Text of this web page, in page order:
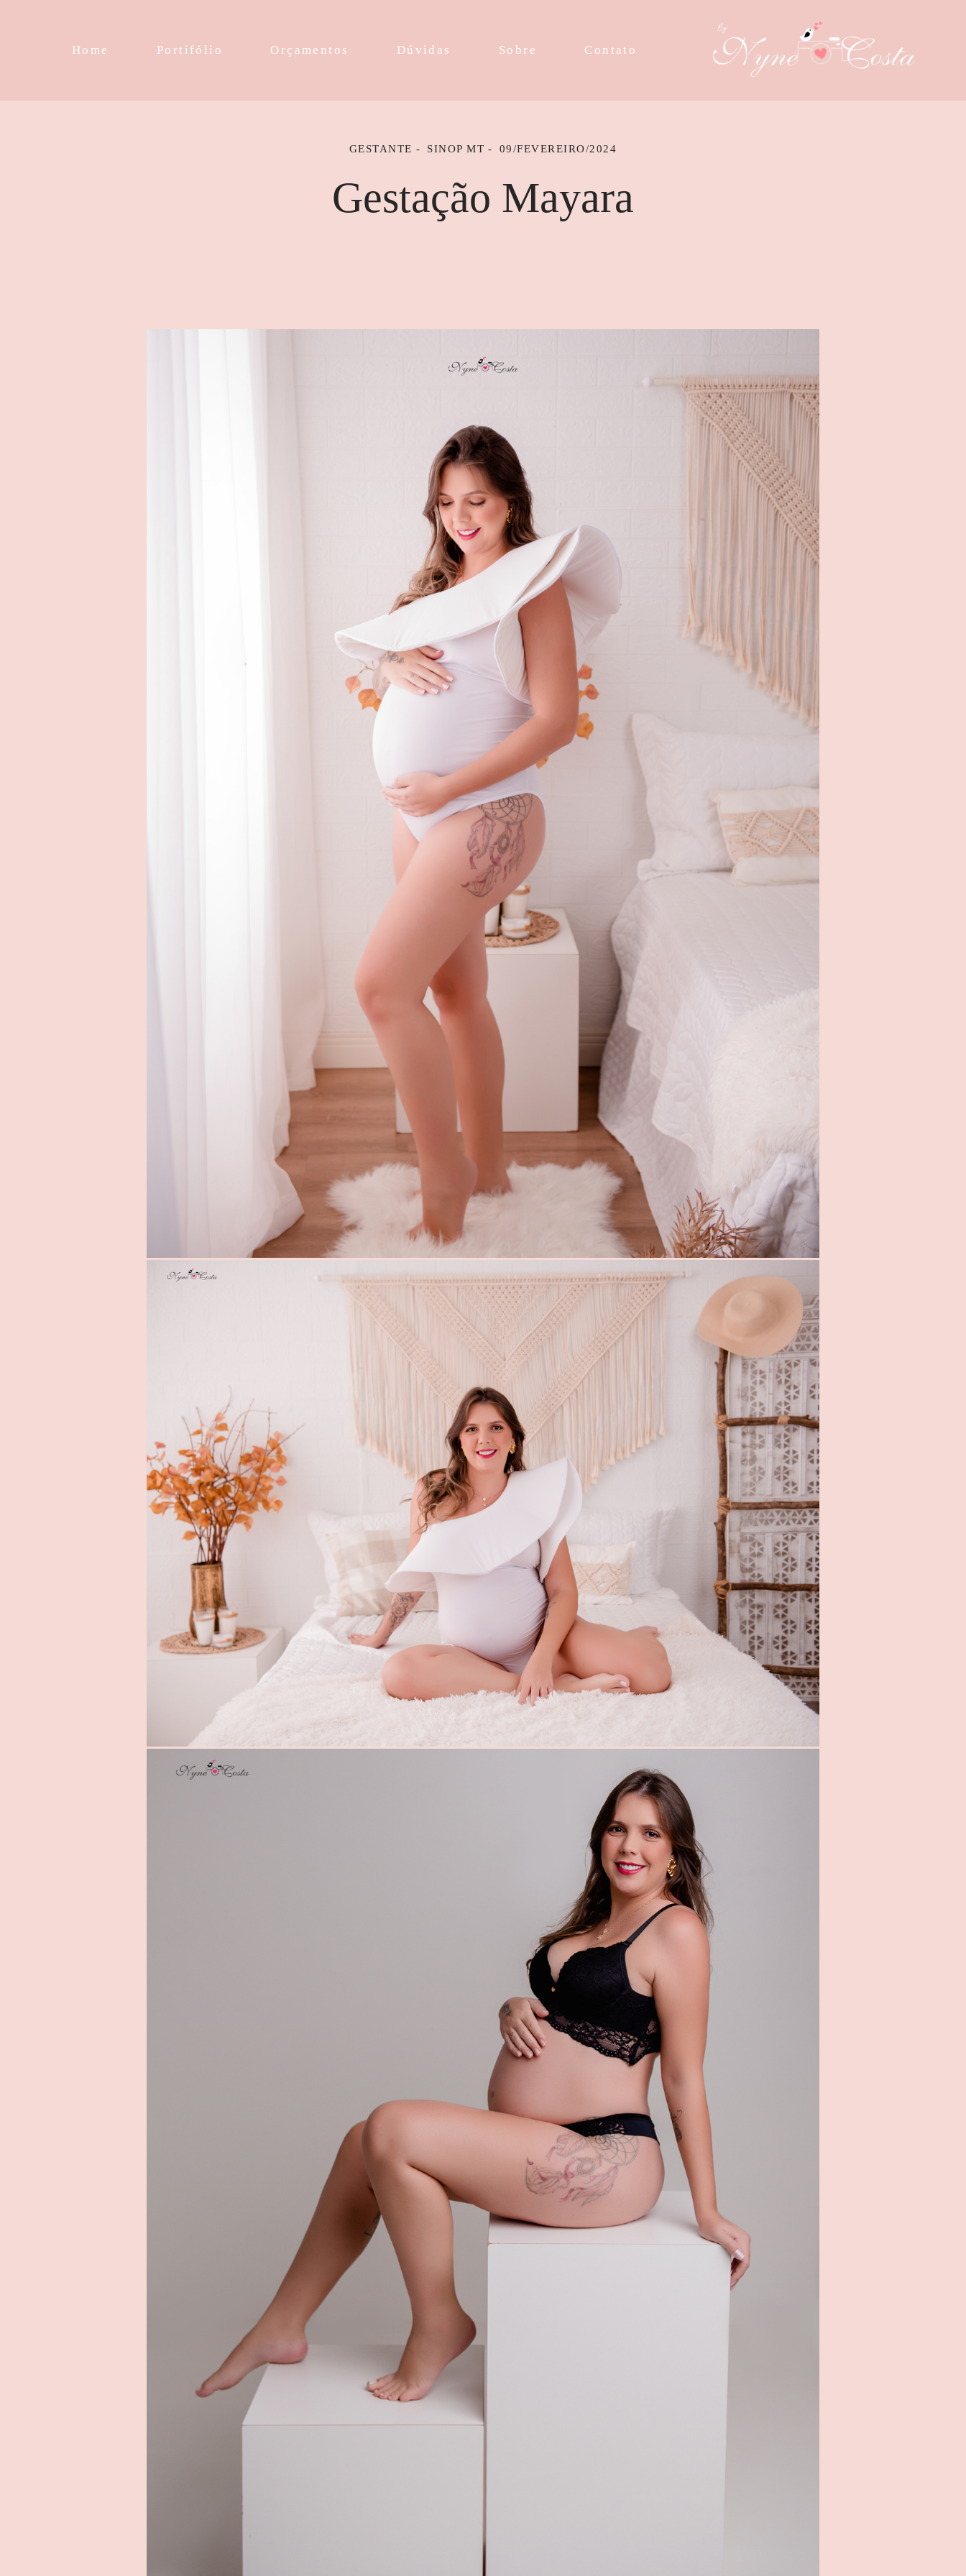
Home Portifólio Orçamentos Dúvidas Sobre Contato
GESTANTE SINOP MT 09/FEVEREIRO/2024
Gestação Mayara